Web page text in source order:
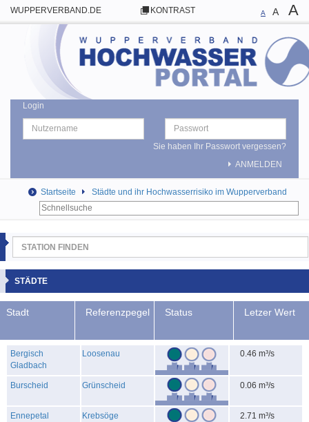
WUPPERVERBAND.DE KONTRAST A A A
Login
Sie haben Ihr Passwort vergessen?
ANMELDEN
Startseite Städte und ihr Hochwasserrisiko im Wupperverband
STÄDTE
Stadt Referenzpegel Status Letzer Wert
Bergisch
Gladbach
Loosenau 0.46 m³/s
Burscheid Grünscheid 0.06 m³/s
Ennepetal Krebsöge 2.71 m³/s